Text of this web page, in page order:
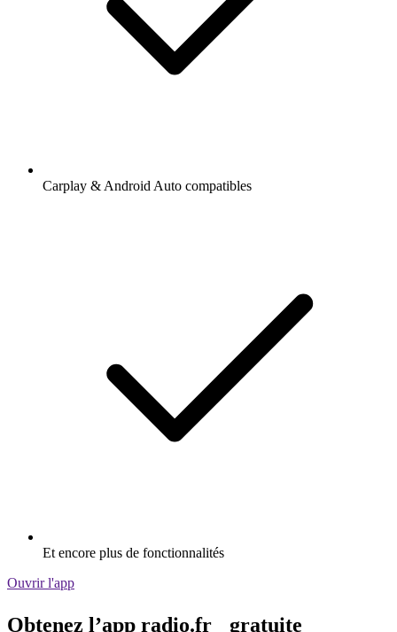
Carplay & Android Auto compatibles
Et encore plus de fonctionnalités
Ouvrir l'app
Obtenez l’app radio.fr gratuite